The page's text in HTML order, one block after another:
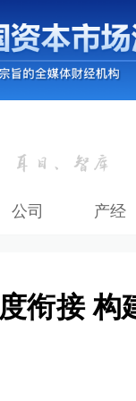
公司 产经
衔接 构